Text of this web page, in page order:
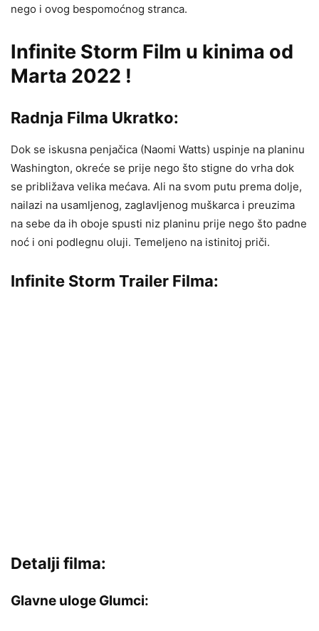
nego i ovog bespomoćnog stranca.
Infinite Storm Film u kinima od
Marta 2022 !
Radnja Filma Ukratko:
Dok se iskusna penjačica (Naomi Watts) uspinje na planinu
Washington, okreće se prije nego što stigne do vrha dok
se približava velika mećava. Ali na svom putu prema dolje,
nailazi na usamljenog, zaglavljenog muškarca i preuzima
na sebe da ih oboje spusti niz planinu prije nego što padne
noć i oni podlegnu oluji. Temeljeno na istinitoj priči.
Infinite Storm Trailer Filma:
Detalji filma:
Glavne uloge Glumci: